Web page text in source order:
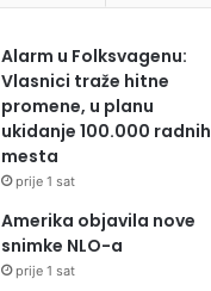
Alarm u Folksvagenu:
Vlasnici traže hitne
promene, u planu
ukidanje 100.000 radnih
mesta
prije 1 sat
Amerika objavila nove
snimke NLO-a
prije 1 sat